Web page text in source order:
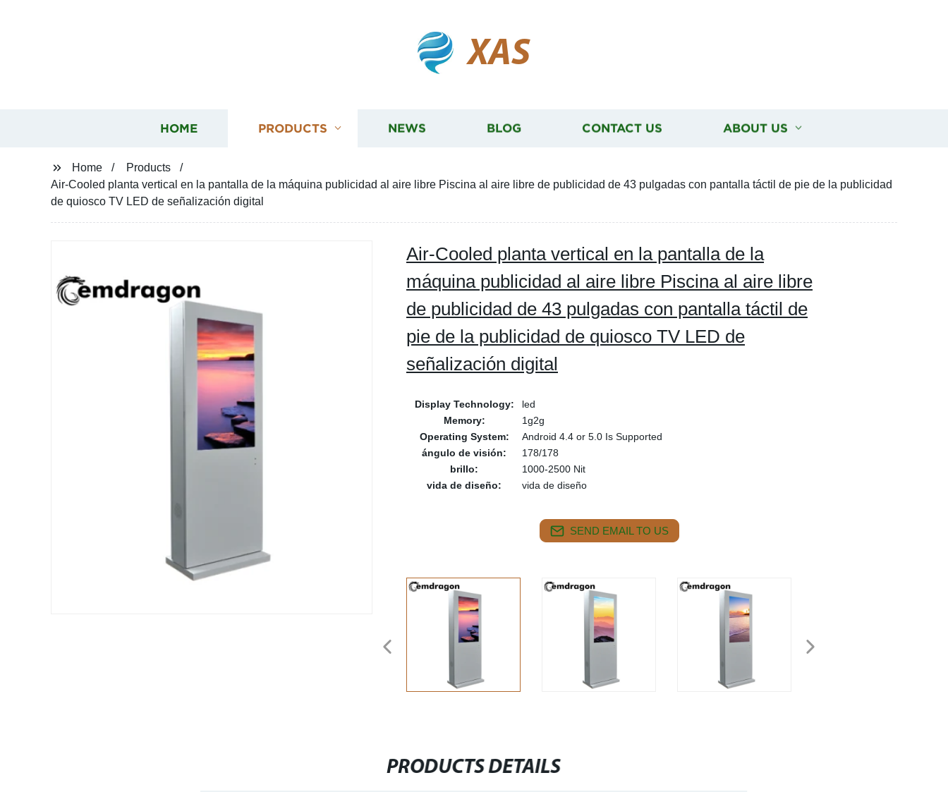
XAS
HOME PRODUCTS NEWS BLOG CONTACT US ABOUT US
Home
Products
Air-Cooled planta vertical en la pantalla de la máquina publicidad al aire libre Piscina al aire libre de publicidad de 43 pulgadas con pantalla táctil de pie de la publicidad
de quiosco TV LED de señalización digital
Air-Cooled planta vertical en la pantalla de la
máquina publicidad al aire libre Piscina al aire libre
de publicidad de 43 pulgadas con pantalla táctil de
pie de la publicidad de quiosco TV LED de
señalización digital
Display Technology:
led
Memory:
1g2g
Operating System:
Android 4.4 or 5.0 Is Supported
ángulo de visión:
178/178
brillo:
1000-2500 Nit
vida de diseño:
vida de diseño
SEND EMAIL TO US
PRODUCTS DETAILS